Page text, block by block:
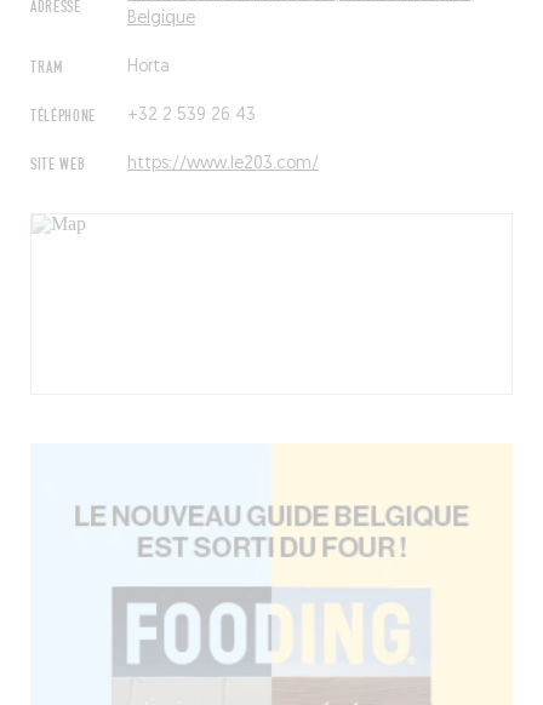
ADRESSE
Belgique
TRAM Horta
TÉLÉPHONE +32 2 539 26 43
SITE WEB https://www.le203.com/